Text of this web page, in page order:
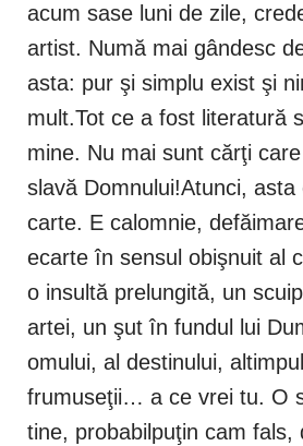
acum sase luni de zile,
artist. Numă mai gândesc
asta: pur şi simplu exist şi
mult.Tot ce a fost literatură
mine. Nu mai sunt cărţi
slavă Domnului!Atunci, asta
carte. E calomnie,
ecarte în sensul obişnuit al
o insultă prelungită, un
artei, un şut în fundul lui
omului, al destinului,
frumuseţii… a ce vrei tu. O
tine, probabilpuţin cam fals,